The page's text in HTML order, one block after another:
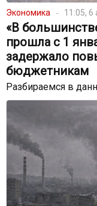
Экономика 11:05, 6
«В
прошла с 1
задержало
бюджетникам
Разбираемся в